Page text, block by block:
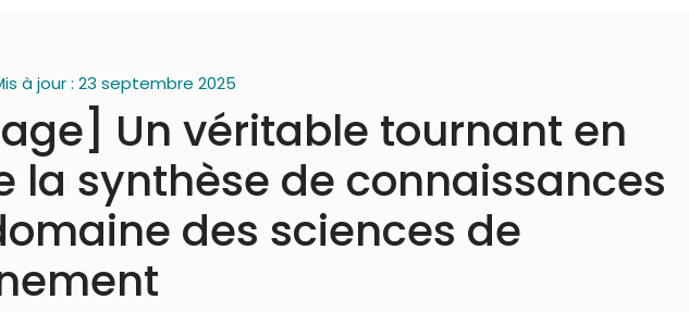
à jour : 23 septembre 2025
Un véritable tournant en
la synthèse de connaissances
des sciences de